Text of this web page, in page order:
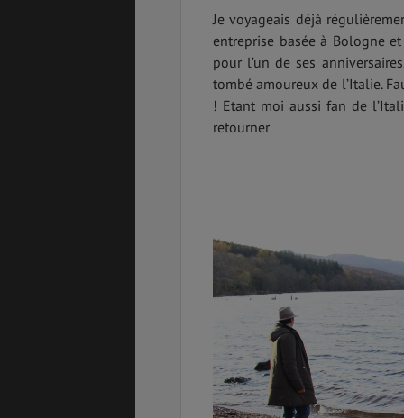
Je voyageais déjà
entreprise basée à Bologne
pour l’un de ses
tombé amoureux de l’Italie.
! Etant moi aussi fan de